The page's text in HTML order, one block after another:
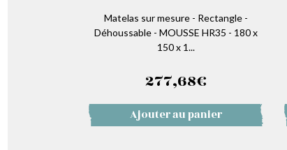
Matelas sur mesure - Rectangle -
Déhoussable - MOUSSE HR35 - 180 x
150 x 1...
277,68€
Ajouter au panier